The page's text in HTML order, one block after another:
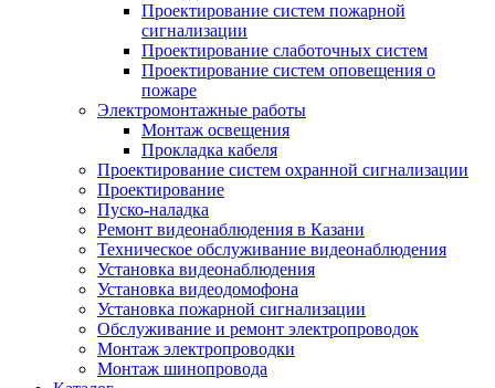
Проектирование систем пожарной
сигнализации
Проектирование слаботочных систем
Проектирование систем оповещения о
пожаре
Электромонтажные работы
Монтаж освещения
Прокладка кабеля
Проектирование систем охранной сигнализации
Проектирование
Пуско-наладка
Ремонт видеонаблюдения в Казани
Техническое обслуживание видеонаблюдения
Установка видеонаблюдения
Установка видеодомофона
Установка пожарной сигнализации
Обслуживание и ремонт электропроводок
Монтаж электропроводки
Монтаж шинопровода